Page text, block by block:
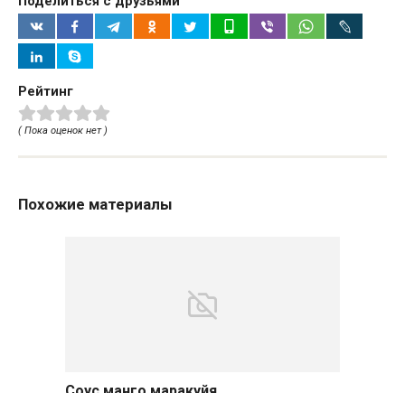
Рейтинг
( Пока оценок нет )
Похожие материалы